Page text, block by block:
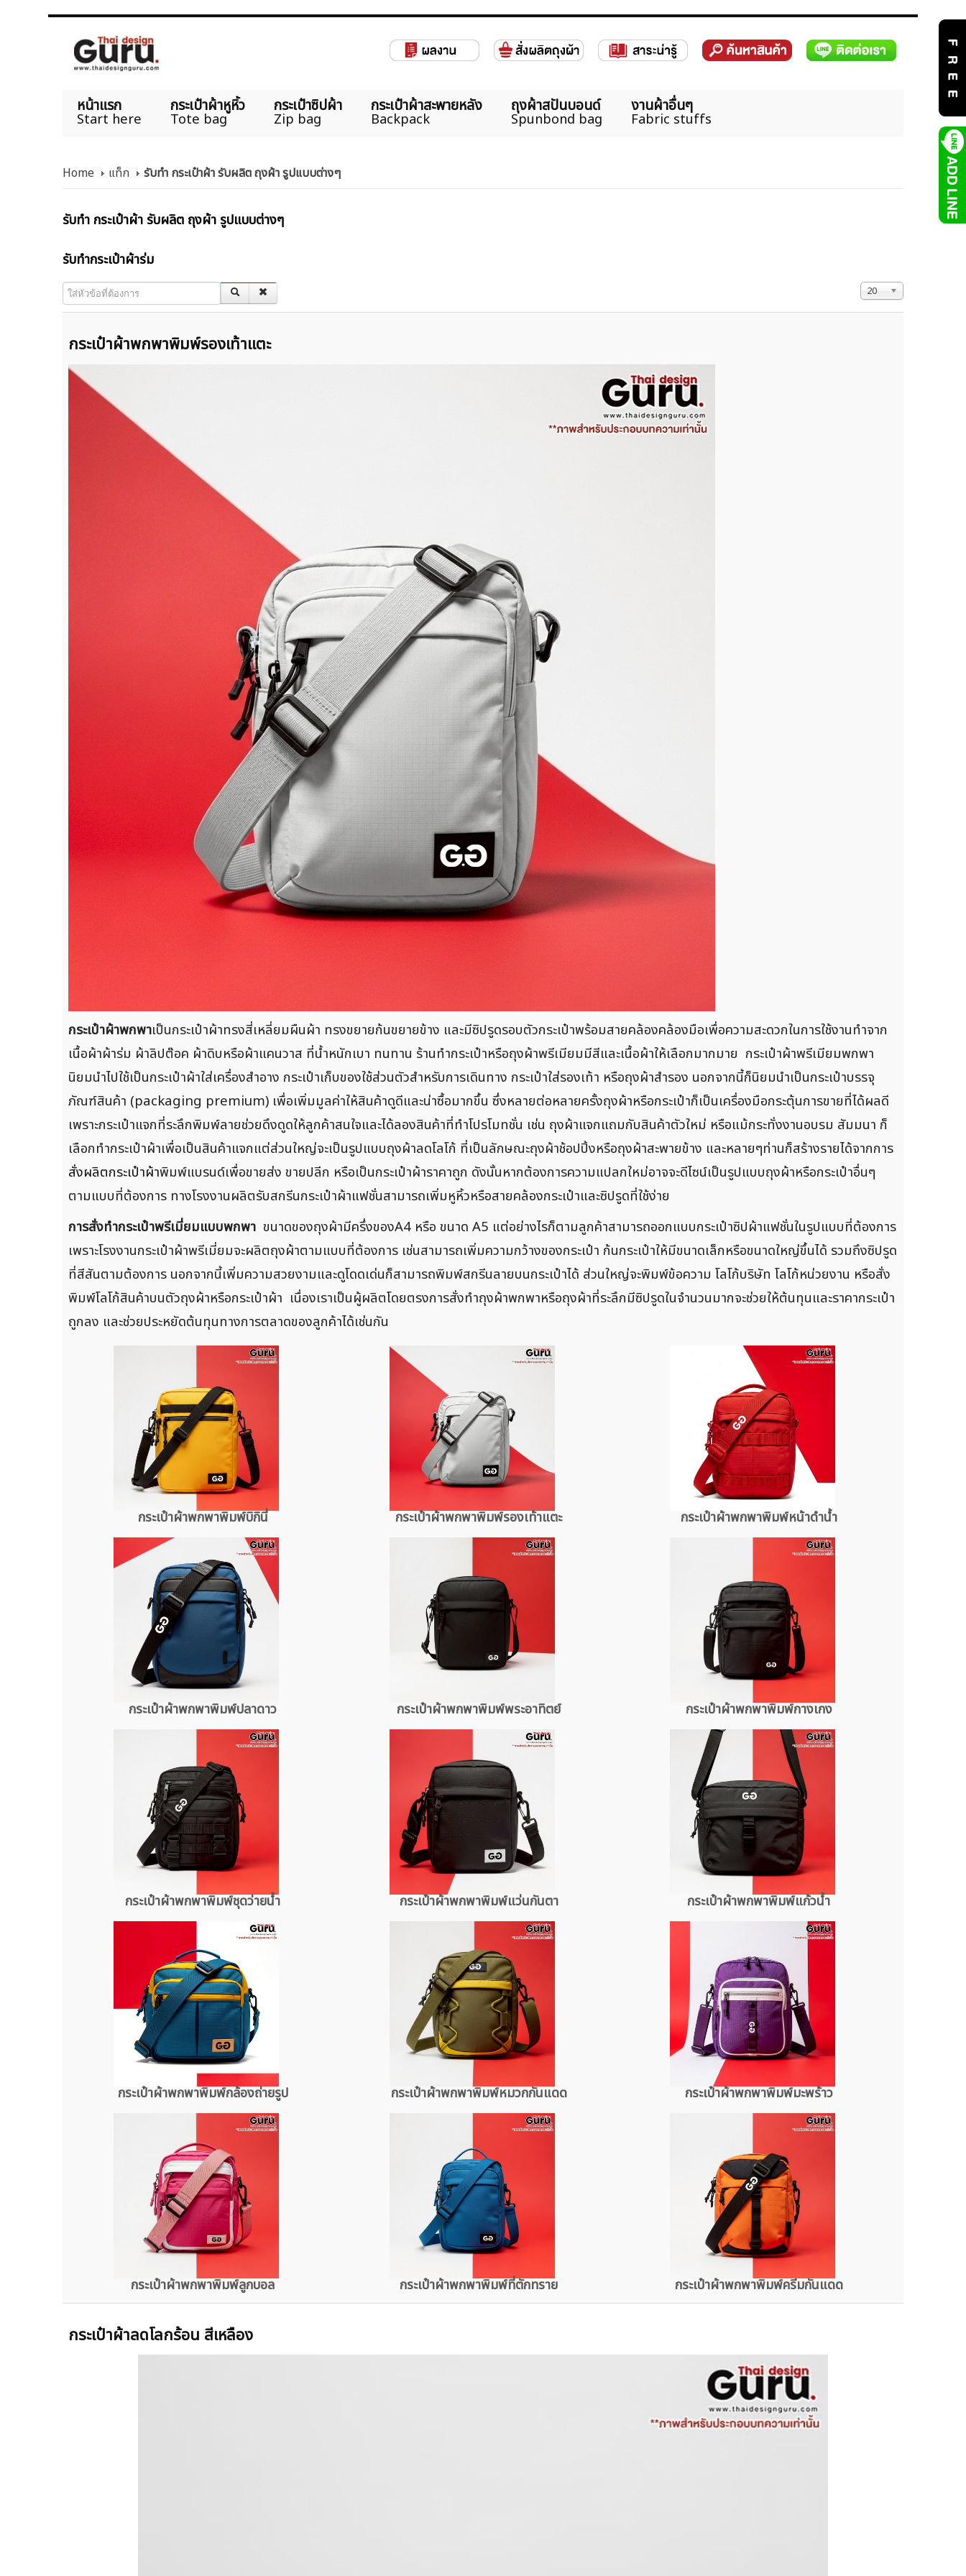
หน้าแรก
Start here
กระเป๋าผ้าหูหิ้ว
Tote bag
กระเป๋าซิปผ้า
Zip bag
กระเป๋าผ้าสะพายหลัง
Backpack
ถุงผ้าสปันบอนด์
Spunbond bag
งานผ้าอื่นๆ
Fabric stuffs
Home แท็ก รับทำ กระเป๋าผ้า รับผลิต ถุงผ้า รูปแบบต่างๆ
รับทำ กระเป๋าผ้า รับผลิต ถุงผ้า รูปแบบต่างๆ
รับทํากระเป๋าผ้าร่ม
ใส่หัวข้อที่ต้องการ แสดง #
20
กระเป๋าผ้าพกพาพิมพ์รองเท้าแตะ
กระเป๋าผ้าพกพาเป็นกระเป๋าผ้าทรงสี่เหลี่ยมผืนผ้า ทรงขยายก้นขยายข้าง และมีซิปรูดรอบตัวกระเป๋าพร้อมสายคล้องคล้องมือเพื่อความสะดวกในการใช้งานทำจาก
เนื้อผ้าผ้าร่ม ผ้าลิปต๊อค ผ้าดิบหรือผ้าแคนวาส ที่น้ำหนักเบา ทนทาน ร้านทำกระเป๋าหรือถุงผ้าพรีเมียมมีสีและเนื้อผ้าให้เลือกมากมาย กระเป๋าผ้าพรีเมียมพกพา
นิยมนำไปใช้เป็นกระเป๋าผ้าใส่เครื่องสำอาง กระเป๋าเก็บของใช้ส่วนตัวสำหรับการเดินทาง กระเป๋าใส่รองเท้า หรือถุงผ้าสำรอง นอกจากนี้ก็นิยมนำเป็นกระเป๋าบรรจุ
ภัณฑ์สินค้า (packaging premium) เพื่อเพิ่มมูลค่าให้สินค้าดูดีและน่าซื้อมากขึ้น ซึ่งหลายต่อหลายครั้งถุงผ้าหรือกระเป๋าก็เป็นเครื่องมือกระตุ้นการขายที่ได้ผลดี
เพราะกระเป๋าแจกที่ระลึกพิมพ์ลายช่วยดึงดูดให้ลูกค้าสนใจและได้ลองสินค้าที่ทำโปรโมทชั่น เช่น ถุงผ้าแจกแถมกับสินค้าตัวใหม่ หรือแม้กระทั่งงานอบรม สัมมนา ก็
เลือกทำกระเป๋าผ้าเพื่อเป็นสินค้าแจกแต่ส่วนใหญ่จะเป็นรูปแบบถุงผ้าลดโลโก้ ที่เป็นลักษณะถุงผ้าช้อปปิ้งหรือถุงผ้าสะพายข้าง และหลายๆท่านก็สร้างรายได้จากการ
สั่งผลิตกระเป๋าผ้าพิมพ์แบรนด์เพื่อขายส่ง ขายปลีก หรือเป็นกระเป๋าผ้าราคาถูก ดังนั้นหากต้องการความแปลกใหม่อาจจะดีไซน์เป็นรูปแบบถุงผ้าหรือกระเป๋าอื่นๆ
ตามแบบที่ต้องการ ทางโรงงานผลิตรับสกรีนกระเป๋าผ้าแฟชั่นสามารถเพิ่มหูหิ้วหรือสายคล้องกระเป๋าและซิปรูดที่ใช้ง่าย
การสั่งทำกระเป๋าพรีเมี่ยมแบบพกพา ขนาดของถุงผ้ามีครึ่งของA4 หรือ ขนาด A5 แต่อย่างไรก็ตามลูกค้าสามารถออกแบบกระเป๋าซิปผ้าแฟชั่นในรูปแบบที่ต้องการ
เพราะโรงงานกระเป๋าผ้าพรีเมี่ยมจะผลิตถุงผ้าตามแบบที่ต้องการ เช่นสามารถเพิ่มความกว้างของกระเป๋า ก้นกระเป๋าให้มีขนาดเล็กหรือขนาดใหญ่ขึ้นได้ รวมถึงซิปรูด
ที่สีสันตามต้องการ นอกจากนี้เพิ่มความสวยงามและดูโดดเด่นก็สามารถพิมพ์สกรีนลายบนกระเป๋าได้ ส่วนใหญ่จะพิมพ์ข้อความ โลโก้บริษัท โลโก้หน่วยงาน หรือสั่ง
พิมพ์โลโก้สินค้าบนตัวถุงผ้าหรือกระเป๋าผ้า เนื่องเราเป็นผู้ผลิตโดยตรงการสั่งทำถุงผ้าพกพาหรือถุงผ้าที่ระลึกมีซิปรูดในจำนวนมากจะช่วยให้ต้นทุนและราคากระเป๋า
ถูกลง และช่วยประหยัดต้นทุนทางการตลาดของลูกค้าได้เช่นกัน
กระเป๋าผ้าพกพาพิมพ์บิกินี่ กระเป๋าผ้าพกพาพิมพ์รองเท้าแตะ กระเป๋าผ้าพกพาพิมพ์หน้าดำน้ำ
กระเป๋าผ้าพกพาพิมพ์ปลาดาว กระเป๋าผ้าพกพาพิมพ์พระอาทิตย์ กระเป๋าผ้าพกพาพิมพ์กางเกง
กระเป๋าผ้าพกพาพิมพ์ชุดว่ายน้ำ กระเป๋าผ้าพกพาพิมพ์แว่นกันตา กระเป๋าผ้าพกพาพิมพ์แก้วน้ำ
กระเป๋าผ้าพกพาพิมพ์กล้องถ่ายรูป กระเป๋าผ้าพกพาพิมพ์หมวกกันแดด กระเป๋าผ้าพกพาพิมพ์มะพร้าว
กระเป๋าผ้าพกพาพิมพ์ลูกบอล กระเป๋าผ้าพกพาพิมพ์ที่ตักทราย กระเป๋าผ้าพกพาพิมพ์ครีมกันแดด
กระเป๋าผ้าลดโลกร้อน สีเหลือง